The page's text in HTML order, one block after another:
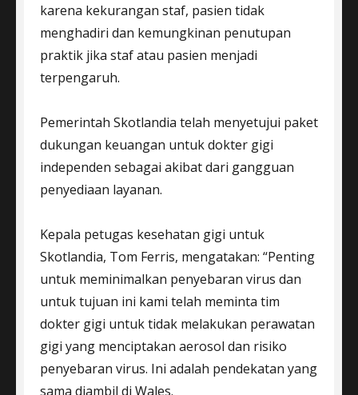
karena kekurangan staf, pasien tidak
menghadiri dan kemungkinan penutupan
praktik jika staf atau pasien menjadi
terpengaruh.
Pemerintah Skotlandia telah menyetujui paket
dukungan keuangan untuk dokter gigi
independen sebagai akibat dari gangguan
penyediaan layanan.
Kepala petugas kesehatan gigi untuk
Skotlandia, Tom Ferris, mengatakan: “Penting
untuk meminimalkan penyebaran virus dan
untuk tujuan ini kami telah meminta tim
dokter gigi untuk tidak melakukan perawatan
gigi yang menciptakan aerosol dan risiko
penyebaran virus. Ini adalah pendekatan yang
sama diambil di Wales.